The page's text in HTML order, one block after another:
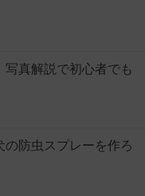
真解説で初心者でも
の防虫スプレーを作ろ